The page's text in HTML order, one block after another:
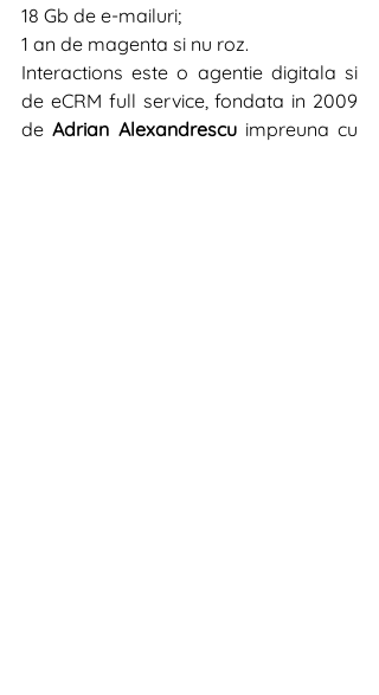
18 Gb de e-mailuri;
1 an de magenta si nu roz.
Interactions este o agentie digitala si
de eCRM full service, fondata in 2009
de Adrian Alexandrescu impreuna cu